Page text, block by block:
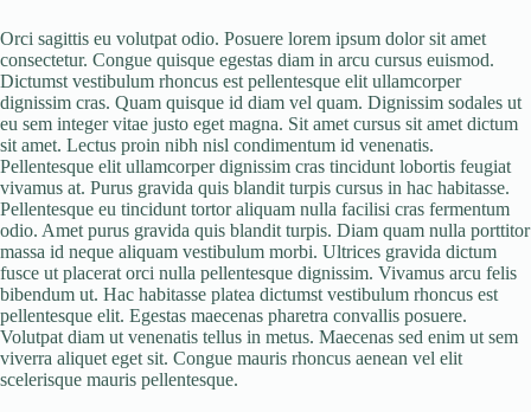
Orci sagittis eu volutpat odio. Posuere lorem ipsum dolor sit amet
consectetur. Congue quisque egestas diam in arcu cursus euismod.
Dictumst vestibulum rhoncus est pellentesque elit ullamcorper
dignissim cras. Quam quisque id diam vel quam. Dignissim sodales ut
eu sem integer vitae justo eget magna. Sit amet cursus sit amet dictum
sit amet. Lectus proin nibh nisl condimentum id venenatis.
Pellentesque elit ullamcorper dignissim cras tincidunt lobortis feugiat
vivamus at. Purus gravida quis blandit turpis cursus in hac habitasse.
Pellentesque eu tincidunt tortor aliquam nulla facilisi cras fermentum
odio. Amet purus gravida quis blandit turpis. Diam quam nulla porttitor
massa id neque aliquam vestibulum morbi. Ultrices gravida dictum
fusce ut placerat orci nulla pellentesque dignissim. Vivamus arcu felis
bibendum ut. Hac habitasse platea dictumst vestibulum rhoncus est
pellentesque elit. Egestas maecenas pharetra convallis posuere.
Volutpat diam ut venenatis tellus in metus. Maecenas sed enim ut sem
viverra aliquet eget sit. Congue mauris rhoncus aenean vel elit
scelerisque mauris pellentesque.